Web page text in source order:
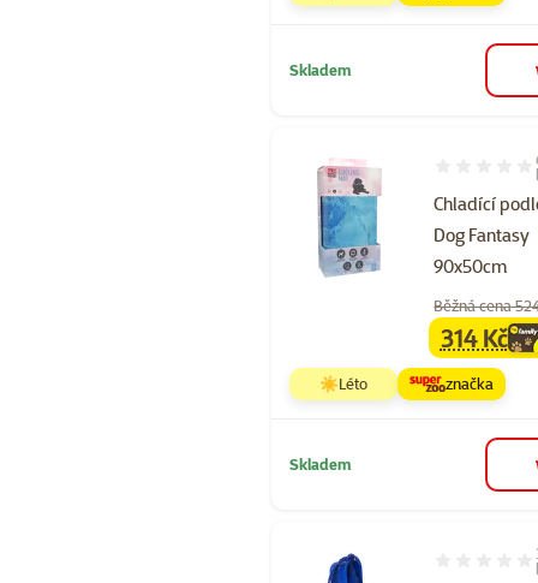
Skladem
Chladící
Dog Fantasy
90x50cm
Hodnocení
Běžná cena
family
314 Kč
☀️Léto značka
Skladem
Hodnocení